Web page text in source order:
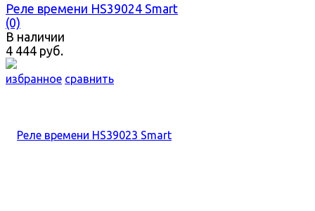
избранное сравнить
Реле времени HS39024 Smart
(0)
В наличии
4 444 руб.